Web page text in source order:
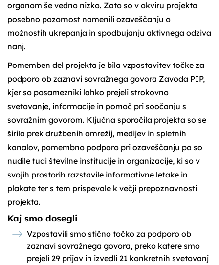
organom še vedno nizko. Zato so v okviru projekta
posebno pozornost namenili ozaveščanju o
možnostih ukrepanja in spodbujanju aktivnega odziva
nanj.
Pomemben del projekta je bila vzpostavitev točke za
podporo ob zaznavi sovražnega govora Zavoda PIP,
kjer so posamezniki lahko prejeli strokovno
svetovanje, informacije in pomoč pri soočanju s
sovražnim govorom. Ključna sporočila projekta so se
širila prek družbenih omrežij, medijev in spletnih
kanalov, pomembno podporo pri ozaveščanju pa so
nudile tudi številne institucije in organizacije, ki so v
svojih prostorih razstavile informativne letake in
plakate ter s tem prispevale k večji prepoznavnosti
projekta.
Kaj smo dosegli
Vzpostavili smo stično točko za podporo ob
zaznavi sovražnega govora, preko katere smo
prejeli 29 prijav in izvedli 21 konkretnih svetovanj